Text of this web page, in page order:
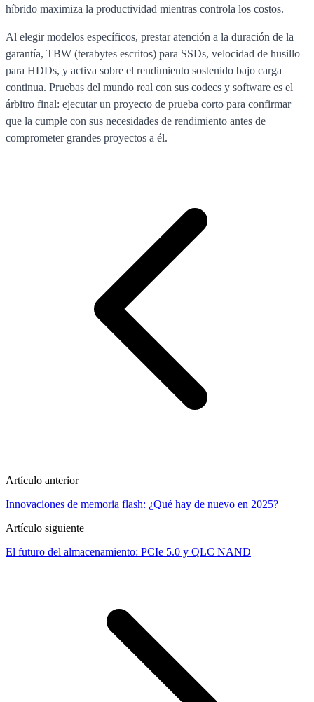
híbrido maximiza la productividad mientras controla los costos.
Al elegir modelos específicos, prestar atención a la duración de la
garantía, TBW (terabytes escritos) para SSDs, velocidad de husillo
para HDDs, y activa sobre el rendimiento sostenido bajo carga
continua. Pruebas del mundo real con sus codecs y software es el
árbitro final: ejecutar un proyecto de prueba corto para confirmar
que la cumple con sus necesidades de rendimiento antes de
comprometer grandes proyectos a él.
Artículo anterior
Innovaciones de memoria flash: ¿Qué hay de nuevo en 2025?
Artículo siguiente
El futuro del almacenamiento: PCIe 5.0 y QLC NAND